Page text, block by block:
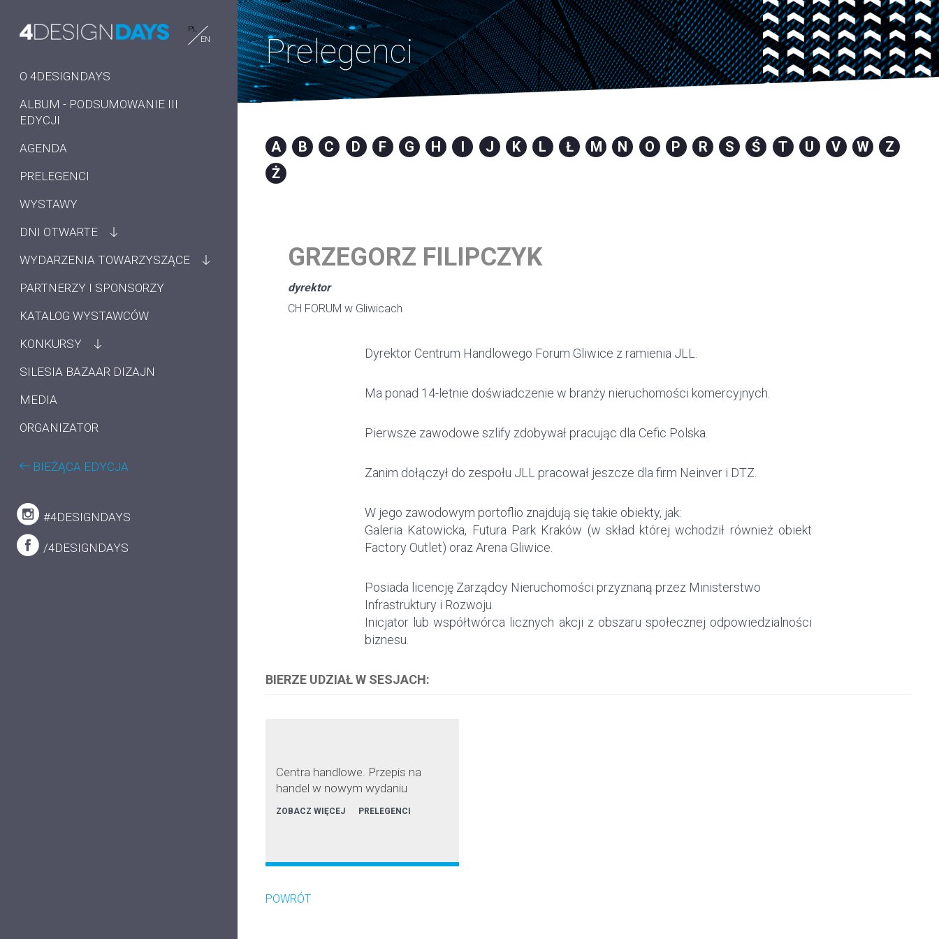
PL
EN
O 4DESIGNDAYS
ALBUM - PODSUMOWANIE III
EDYCJI
AGENDA
PRELEGENCI
WYSTAWY
DNI OTWARTE
WYDARZENIA TOWARZYSZĄCE
PARTNERZY I SPONSORZY
KATALOG WYSTAWCÓW
KONKURSY
SILESIA BAZAAR DIZAJN
MEDIA
ORGANIZATOR
BIEŻĄCA EDYCJA
#4DESIGNDAYS
/4DESIGNDAYS
Prelegenci
A B C D F G H I J K L Ł M N O P R S Ś T U V W
Z
Ż
GRZEGORZ FILIPCZYK
dyrektor
CH FORUM w Gliwicach
Dyrektor Centrum Handlowego Forum Gliwice z ramienia JLL.
Ma ponad 14-letnie doświadczenie w branży nieruchomości komercyjnych.
Pierwsze zawodowe szlify zdobywał pracując dla Cefic Polska.
Zanim dołączył do zespołu JLL pracował jeszcze dla firm Neinver i DTZ.
W jego zawodowym portoflio znajdują się takie obiekty, jak:
Galeria Katowicka, Futura Park Kraków (w skład której wchodził również obiekt
Factory Outlet) oraz Arena Gliwice.
Posiada licencję Zarządcy Nieruchomości przyznaną przez Ministerstwo
Infrastruktury i Rozwoju.
Inicjator lub współtwórca licznych akcji z obszaru społecznej odpowiedzialności
biznesu.
BIERZE UDZIAŁ W SESJACH:
Centra handlowe. Przepis na
handel w nowym wydaniu
ZOBACZ WIĘCEJ PRELEGENCI
POWRÓT